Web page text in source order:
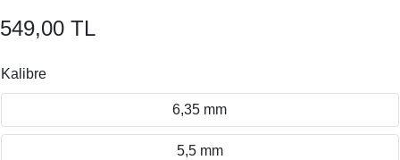
549,00 TL
Kalibre
6,35 mm
5,5 mm